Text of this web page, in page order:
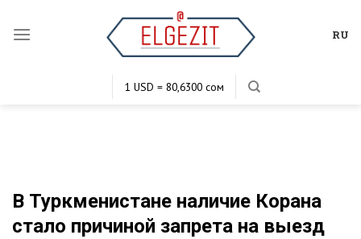
RU
1 USD = 80,6300 сом
В Туркменистане наличие Корана
стало причиной запрета на выезд